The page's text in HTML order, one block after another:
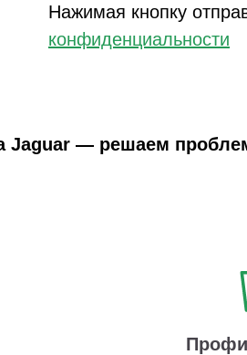
Нажимая кнопку
конфиденциальности
Jaguar — решаем